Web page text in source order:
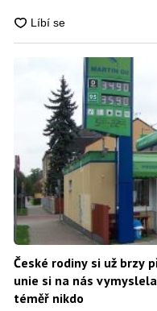
České rodiny si už brzy
unie si na nás
téměř nikdo